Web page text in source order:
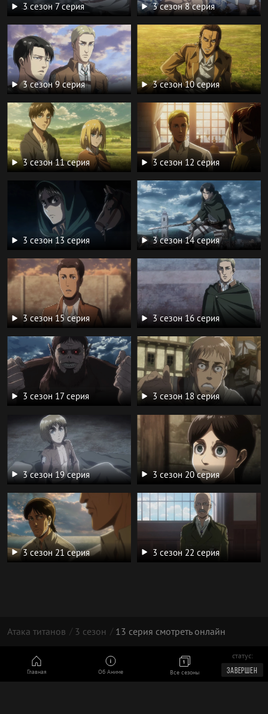
Главная Об Аниме Все сезоны
статус:
ЗАВЕРШЕН
3 сезон 7 серия 3 сезон 8 серия
3 сезон 9 серия 3 сезон 10 серия
3 сезон 11 серия 3 сезон 12 серия
3 сезон 13 серия 3 сезон 14 серия
3 сезон 15 серия 3 сезон 16 серия
3 сезон 17 серия 3 сезон 18 серия
3 сезон 19 серия 3 сезон 20 серия
3 сезон 21 серия 3 сезон 22 серия
Атака титанов 3 сезон 13 серия смотреть онлайн
© 2026 год, Атака Титанов